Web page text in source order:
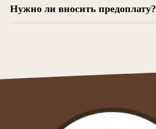
Нужно ли вносить предоплату?